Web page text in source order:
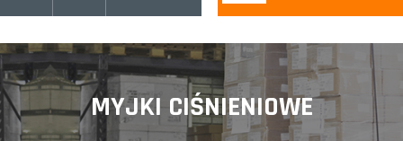
MYJKI CIŚNIENIOWE